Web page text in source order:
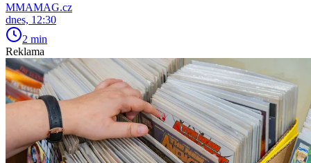
MMAMAG.cz
dnes, 12:30
2 min
Reklama